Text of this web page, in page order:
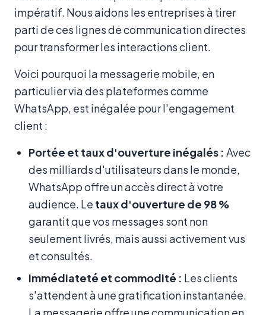
impératif. Nous aidons les entreprises à tirer
parti de ces lignes de communication directes
pour transformer les interactions client.
Voici pourquoi la messagerie mobile, en
particulier via des plateformes comme
WhatsApp, est inégalée pour l'engagement
client :
Portée et taux d'ouverture inégalés : Avec
des milliards d'utilisateurs dans le monde,
WhatsApp offre un accès direct à votre
audience. Le taux d'ouverture de 98 %
garantit que vos messages sont non
seulement livrés, mais aussi activement vus
et consultés.
Immédiateté et commodité : Les clients
s'attendent à une gratification instantanée.